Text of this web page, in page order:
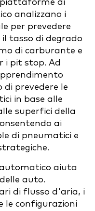
piattaforme di
analizzano i
per prevedere
tasso di degrado
di carburante e
i pit stop. Ad
prevedere le
in base alle
superfici della
ai
di pneumatici e
aiuta
auto.
di flusso d'aria, i
le configurazioni